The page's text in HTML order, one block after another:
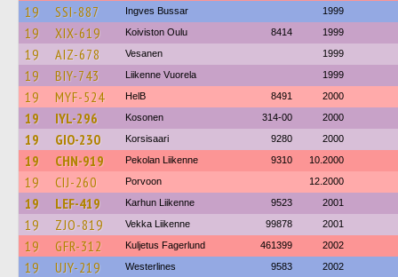
19 SSI-887 Ingves Bussar 1999
19 XIX-619 Koiviston Oulu 8414 1999
19 AIZ-678 Vesanen 1999
19 BIY-743 Liikenne Vuorela 1999
19 MYF-524 HelB 8491 2000
19 IYL-296 Kosonen 314-00 2000
19 GIO-230 Korsisaari 9280 2000
19 CHN-919 Pekolan Liikenne 9310 10.2000
19 CIJ-260 Porvoon 12.2000
19 LEF-419 Karhun Liikenne 9523 2001
19 ZJO-819 Vekka Liikenne 99878 2001
19 GFR-312 Kuljetus Fagerlund 461399 2002
19 UJY-219 Westerlines 9583 2002